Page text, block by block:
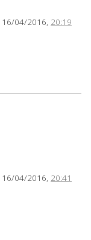
16/04/2016, 20:19
16/04/2016, 20:41